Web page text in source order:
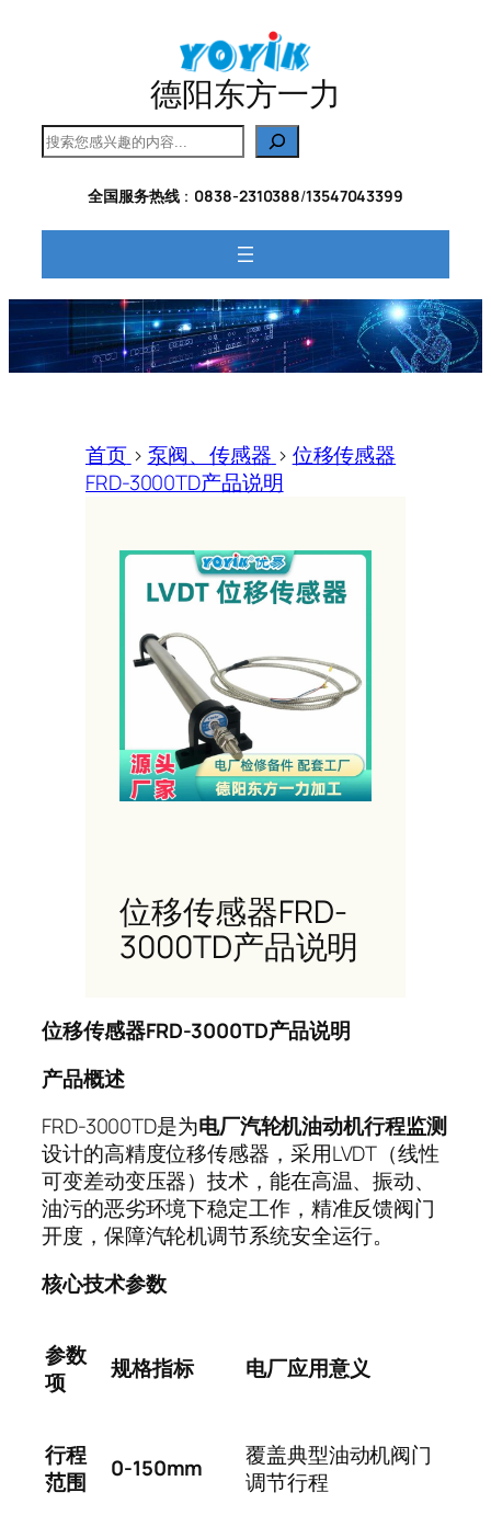
德阳东方一力
搜
索
全国服务热线： 0838-2310388/13547043399
首页 > 泵阀、传感器 > 位移传感器
FRD-3000TD产品说明
位移传感器FRD-
3000TD产品说明
位移传感器FRD-3000TD产品说明
产品概述
FRD-3000TD是为电厂汽轮机油动机行程监测
设计的高精度位移传感器，采用LVDT （线性
可变差动变压器）技术，能在高温、振动、
油污的恶劣环境下稳定工作，精准反馈阀门
开度，保障汽轮机调节系统安全运行。
核心技术参数
参数
项
规格指标 电厂应用意义
行程
范围
0-150mm
覆盖典型油动机阀门
调节行程